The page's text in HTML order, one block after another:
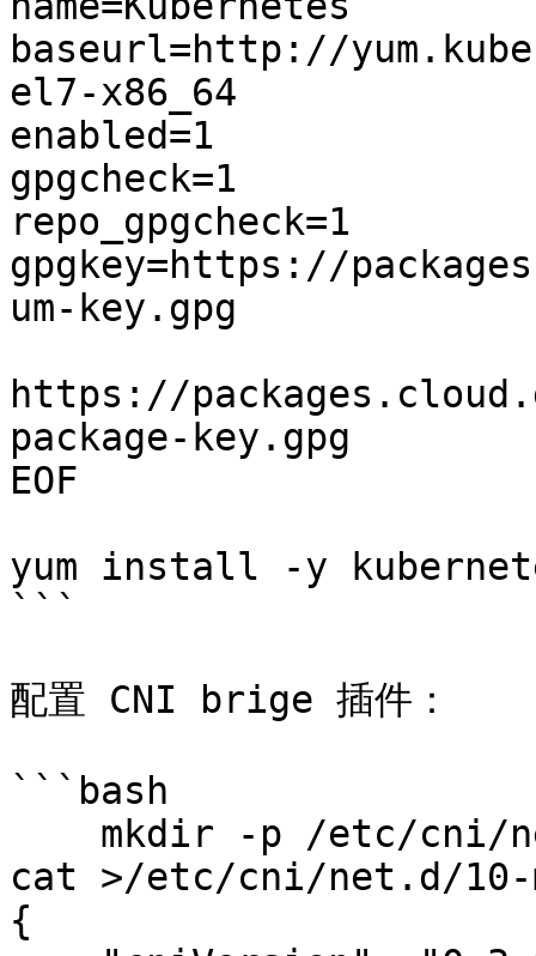
baseurl=http://
el7-x86_64
enabled=1
gpgcheck=1
repo_gpgcheck=1
gpgkey=https://
um-key.gpg
https://
package-key.gpg
EOF
yum install -y
```
配置 CNI brige 插件：
```bash
cat >/etc/cni/net.d/10-
{